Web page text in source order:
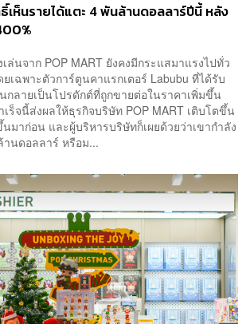
เห็นรายได้แตะ 4 พันล้านดอลลาร์ปีนี้ หลัง
ล่นจาก POP MART ยังคงมีกระแสมาแรงไปทั่ว
ยเฉพาะตัวการ์ตูนคาแรกเตอร์ Labubu ที่ได้รับ
ลายเป็นโปรดักต์ที่ถูกขายต่อในราคาเพิ่มขึ้น
ร็จนี้ส่งผลให้ธุรกิจบริษัท POP MART เติบโตขึ้น
มาก่อน และผู้บริหารบริษัทก็เผยด้วยว่าเขากำลัง
านดอลลาร์ หรือม...